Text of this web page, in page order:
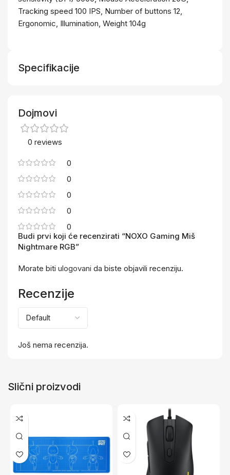
Tracking speed 100 IPS, Number of buttons 12,
Ergonomic, Illumination, Weight 104g
Specifikacije
Dojmovi
0 reviews
0
0
0
0
0
Recenzije
Još nema recenzija.
Budi prvi koji će recenzirati “NOXO Gaming Miš
Nightmare RGB”
Morate biti ulogovani da biste objavili recenziju.
Slični proizvodi